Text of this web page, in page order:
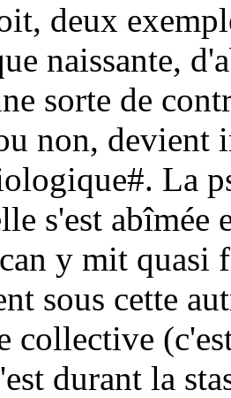
deux
naissante,
sorte de
non, devient
La
s'est abîmée
y mit quasi
sous cette
collective
durant la